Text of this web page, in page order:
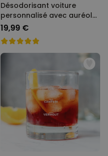
Désodorisant voiture
personnalisé avec auréole
et visage - Lot de 2
19,99 €